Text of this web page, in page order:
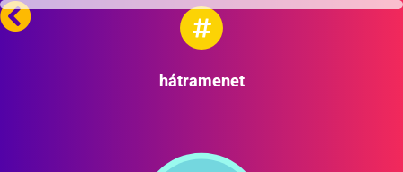
hátramenet